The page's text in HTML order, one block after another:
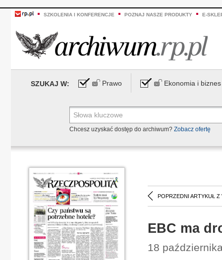
SZKOLENIA I KONFERENCJE POZNAJ NASZE PRODUKTY E-
SZUKAJ W: Prawo Ekonomia i biznes
Chcesz uzyskać dostęp do archiwum? Zobacz ofertę
POPRZEDNI ARTYKUŁ Z
EBC ma
18